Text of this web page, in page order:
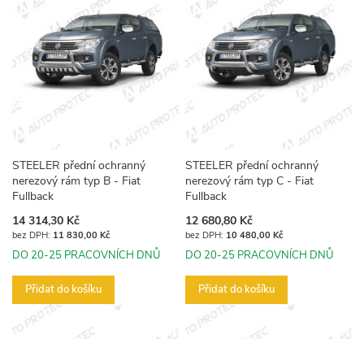
STEELER přední ochranný
nerezový rám typ B - Fiat
Fullback
14 314,30 Kč
11 830,00 Kč
DO 20-25 PRACOVNÍCH DNŮ
Přidat do košíku
STEELER přední ochranný
nerezový rám typ C - Fiat
Fullback
12 680,80 Kč
10 480,00 Kč
DO 20-25 PRACOVNÍCH DNŮ
Přidat do košíku